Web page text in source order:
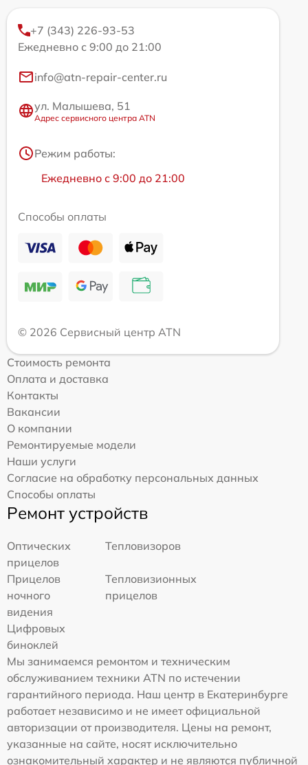
+7 (343) 226-93-53
Ежедневно с 9:00 до 21:00
info@atn-repair-center.ru
ул. Малышева, 51
Адрес сервисного центра ATN
Режим работы:
Ежедневно с 9:00 до 21:00
Способы оплаты
© 2026 Сервисный центр ATN
Стоимость ремонта
Оплата и доставка
Контакты
Вакансии
О компании
Ремонтируемые модели
Наши услуги
Согласие на обработку персональных данных
Способы оплаты
Ремонт устройств
Оптических
прицелов
Тепловизоров
Прицелов
ночного
видения
Тепловизионных
прицелов
Цифровых
биноклей
Мы занимаемся ремонтом и техническим
обслуживанием техники ATN по истечении
гарантийного периода. Наш центр в Екатеринбурге
работает независимо и не имеет официальной
авторизации от производителя. Цены на ремонт,
указанные на сайте, носят исключительно
ознакомительный характер и не являются публичной